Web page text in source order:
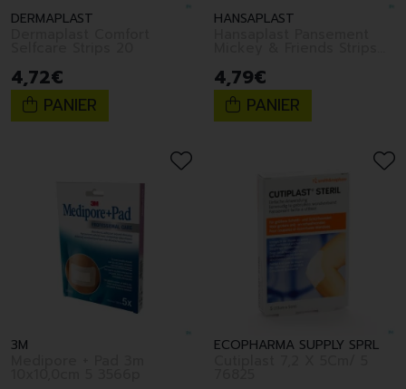
DERMAPLAST
4,72€
PANIER
HANSAPLAST
4,79€
PANIER
3M ECOPHARMA SUPPLY SPRL